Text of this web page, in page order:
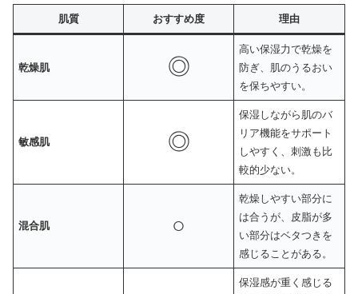
肌質 おすすめ度 理由
乾燥肌 ◎
高い保湿力で乾燥を
防ぎ、肌のうるおい
を保ちやすい。
敏感肌 ◎
保湿しながら肌のバ
リア機能をサポート
しやすく、刺激も比
較的少ない。
混合肌 ○
乾燥しやすい部分に
は合うが、皮脂が多
い部分はベタつきを
感じることがある。
保湿感が重く感じる